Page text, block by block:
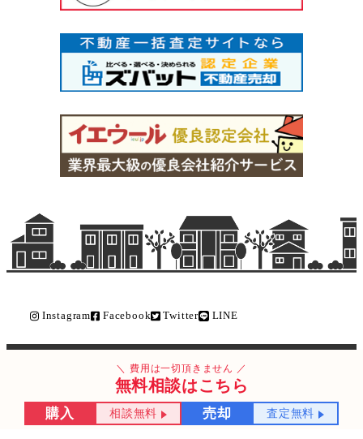
Instagram Facebook Twitter LINE
Copyright © ライク不動産販売 All Rights Reserved.
費用は一切頂きません
無料相談はこちら
購入 相談無料 売却 査定無料